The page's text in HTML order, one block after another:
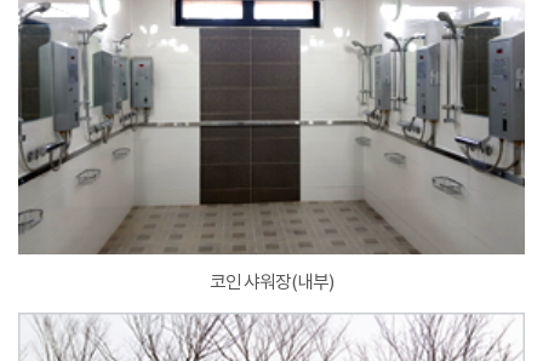
코인 샤워장(내부)